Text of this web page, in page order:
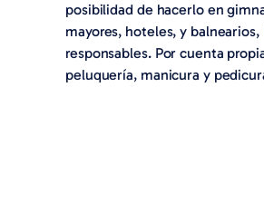
posibilidad de hacerlo en
mayores, hoteles, y
responsables. Por cuenta
peluquería, manicura y